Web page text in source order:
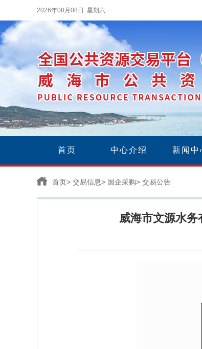
2026年08月08日 星期六
首页 中心介绍 新闻中
首页> 交易信息> 国企采购> 交易公告
威海市文源水务